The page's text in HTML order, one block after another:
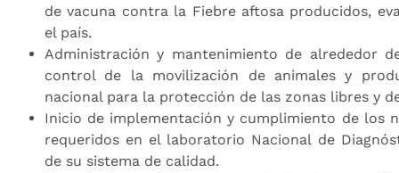
de vacuna contra la Fiebre aftosa producidos,
el país.
Administración y mantenimiento de alrededor
control de la movilización de animales y
nacional para la protección de las zonas libres y
Inicio de implementación y cumplimiento de los
requeridos en el laboratorio Nacional de
de su sistema de calidad.